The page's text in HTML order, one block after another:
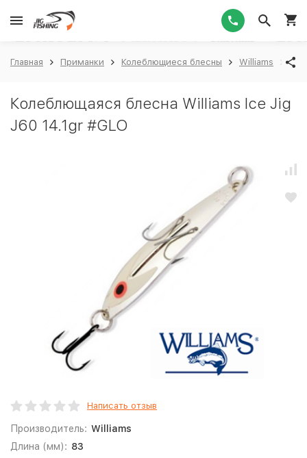
Главная Приманки Колеблющиеся блесны Williams
Колеблющаяся блесна Williams Ice Jig
J60 14.1gr #GLO
Написать отзыв
Производитель: Williams
Длина (мм): 83